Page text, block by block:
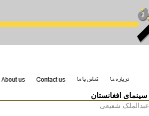
سينماى افغانستان
عبدالملک شفیعی